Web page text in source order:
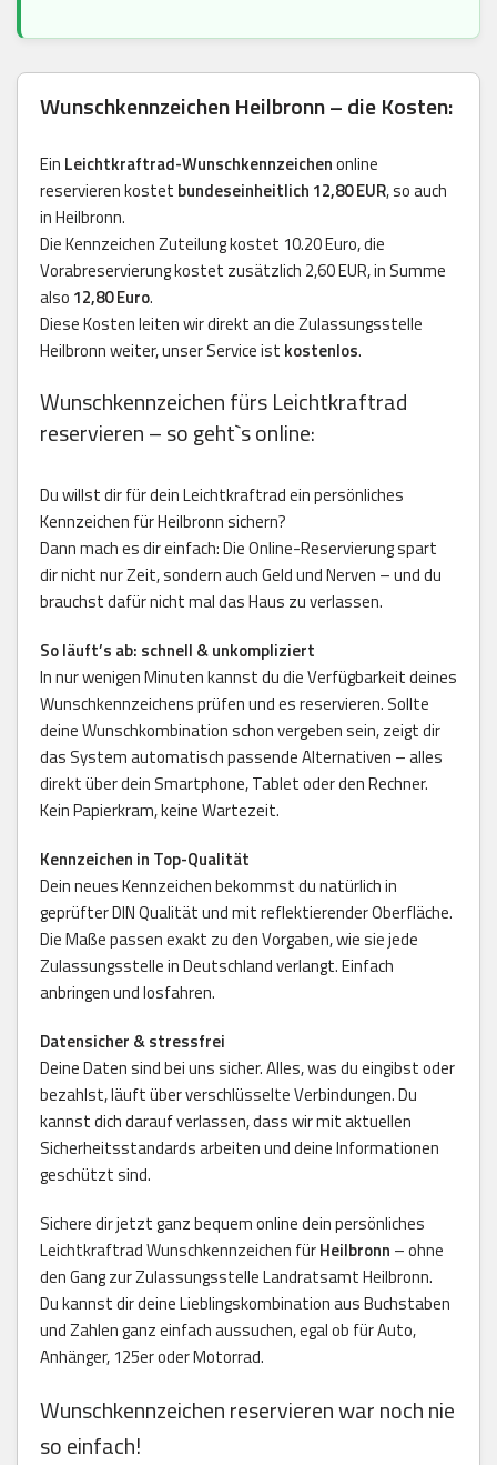
Wunschkennzeichen Heilbronn – die Kosten:
Ein Leichtkraftrad-Wunschkennzeichenonline
reservieren kostet bundeseinheitlich 12,80 EUR, so auch
in Heilbronn.
Die Kennzeichen Zuteilung kostet 10.20 Euro, die
Vorabreservierung kostet zusätzlich 2,60 EUR, in Summe
also 12,80 Euro.
Diese Kosten leiten wir direkt an die Zulassungsstelle
Heilbronn weiter, unser Service ist kostenlos.
Wunschkennzeichen fürs Leichtkraftrad
reservieren – so geht`s online:
Du willst dir für dein Leichtkraftrad ein persönliches
Kennzeichen für Heilbronn sichern?
Dann mach es dir einfach: Die Online-Reservierung spart
dir nicht nur Zeit, sondern auch Geld und Nerven – und du
brauchst dafür nicht mal das Haus zu verlassen.
So läuft’s ab: schnell & unkompliziert
In nur wenigen Minuten kannst du die Verfügbarkeit deines
Wunschkennzeichens prüfen und es reservieren. Sollte
deine Wunschkombination schon vergeben sein, zeigt dir
das System automatisch passende Alternativen – alles
direkt über dein Smartphone, Tablet oder den Rechner.
Kein Papierkram, keine Wartezeit.
Kennzeichen in Top-Qualität
Dein neues Kennzeichen bekommst du natürlich in
geprüfter DIN Qualität und mit reflektierender Oberfläche.
Die Maße passen exakt zu den Vorgaben, wie sie jede
Zulassungsstelle in Deutschland verlangt. Einfach
anbringen und losfahren.
Datensicher & stressfrei
Deine Daten sind bei uns sicher. Alles, was du eingibst oder
bezahlst, läuft über verschlüsselte Verbindungen. Du
kannst dich darauf verlassen, dass wir mit aktuellen
Sicherheitsstandards arbeiten und deine Informationen
geschützt sind.
Sichere dir jetzt ganz bequem online dein persönliches
Leichtkraftrad Wunschkennzeichen fürHeilbronn – ohne
den Gang zur Zulassungsstelle Landratsamt Heilbronn.
Du kannst dir deine Lieblingskombination aus Buchstaben
und Zahlen ganz einfach aussuchen, egal ob für Auto,
Anhänger, 125er oder Motorrad.
Wunschkennzeichen reservieren war noch nie
so einfach!